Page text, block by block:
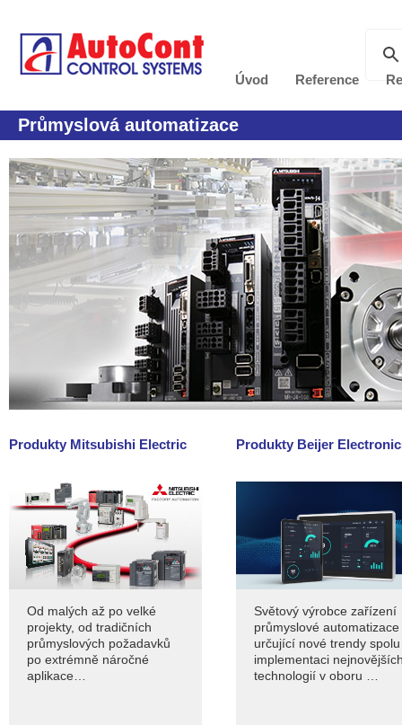
Úvod Reference
Průmyslová automatizace
Produkty Mitsubishi Electric
Od malých až po velké
projekty, od tradičních
průmyslových požadavků
po extrémně náročné
aplikace…
Produkty Beijer
Světový výrobce zařízení
průmyslové automatizace
určující nové trendy
implementaci
technologií v oboru …